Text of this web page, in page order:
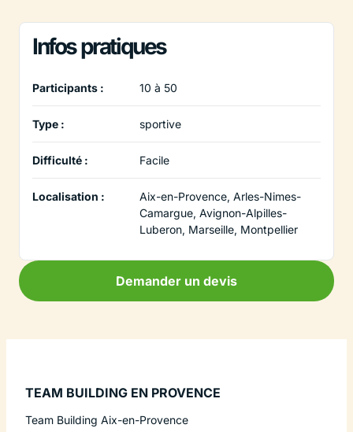
Infos pratiques
Participants : 10 à 50
Type : sportive
Difficulté : Facile
Localisation :
Aix-en-Provence, Arles-Nimes-
Camargue, Avignon-Alpilles-
Luberon, Marseille, Montpellier
Demander un devis
TEAM BUILDING EN PROVENCE
Team Building Aix-en-Provence